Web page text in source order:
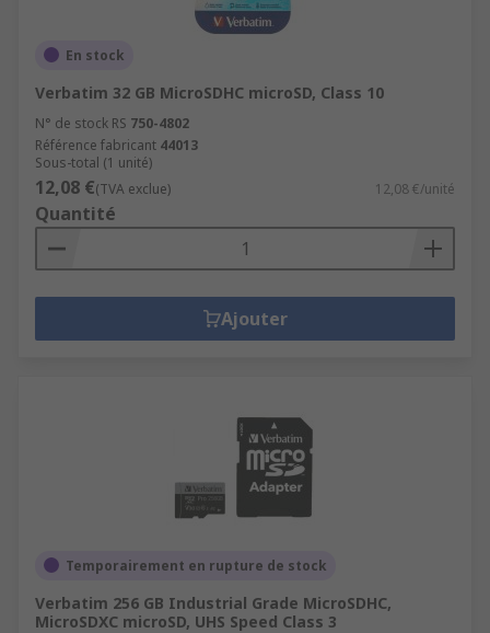
En stock
Verbatim 32 GB MicroSDHC microSD, Class 10
N° de stock RS 750-4802
Référence fabricant 44013
Sous-total (1 unité)
12,08 €(TVA exclue) 12,08 €/unité
Quantité
Ajouter
Temporairement en rupture de stock
Verbatim 256 GB Industrial Grade MicroSDHC,
MicroSDXC microSD, UHS Speed Class 3